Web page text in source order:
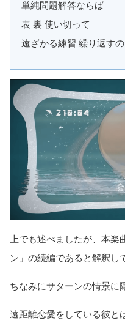
単純問題解答ならば
表 裏 使い切って
遠ざかる練習 繰り返すの
上でも述べましたが、本
ン」の続編であると解釈し
ちなみにサターンの情景に
遠距離恋愛をしている彼と